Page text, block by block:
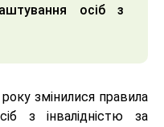
осіб з
змінилися правила
з інвалідністю за